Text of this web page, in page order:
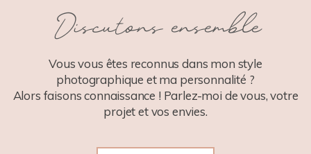
POST COMMENT
Discutons ensemble
Vous vous êtes reconnus dans mon style
photographique et ma personnalité ?
Alors faisons connaissance ! Parlez-moi de vous, votre
projet et vos envies.